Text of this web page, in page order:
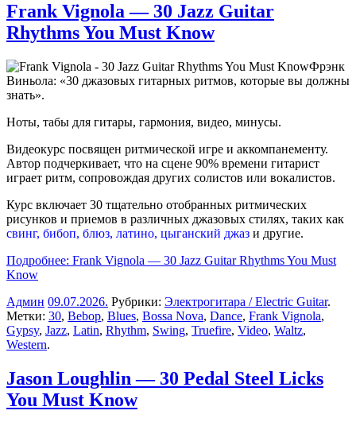
Frank Vignola — 30 Jazz Guitar
Rhythms You Must Know
Фрэнк
Виньола: «30 джазовых гитарных ритмов, которые вы должны
знать».
Ноты, табы для гитары, гармония, видео, минусы.
Видеокурс посвящен ритмической игре и аккомпанементу.
Автор подчеркивает, что на сцене 90% времени гитарист
играет ритм, сопровождая других солистов или вокалистов.
Курс включает 30 тщательно отобранных ритмических
рисунков и приемов в различных джазовых стилях, таких как
свинг, бибоп, блюз, латино, цыганский джаз и другие.
Подробнее: Frank Vignola — 30 Jazz Guitar Rhythms You Must
Know
Админ 09.07.2026. Рубрики: Электрогитара / Electric Guitar.
Метки: 30, Bebop, Blues, Bossa Nova, Dance, Frank Vignola,
Gypsy, Jazz, Latin, Rhythm, Swing, Truefire, Video, Waltz,
Western.
Jason Loughlin — 30 Pedal Steel Licks
You Must Know